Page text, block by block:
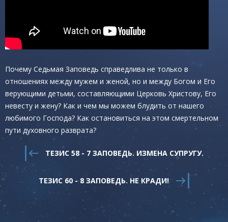
Почему Седьмая Заповедь справедлива не только в
отношениях между мужем и женой, но и между Богом и Его
верующими детьми, составляющими Церковь Христову, Его
невесту и жену? Как и чем мы можем блудить от нашего
любимого Господа? Как остановиться на этом смертельном
пути духовного разврата?
ТЕЗИС 58 - 7 ЗАПОВЕДЬ. ИЗМЕНА СУПРУГУ.
ТЕЗИС 60 - 8 ЗАПОВЕДЬ. НЕ КРАДИ!